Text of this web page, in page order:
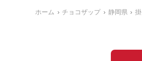
ホーム チョコザップ 静岡県 掛